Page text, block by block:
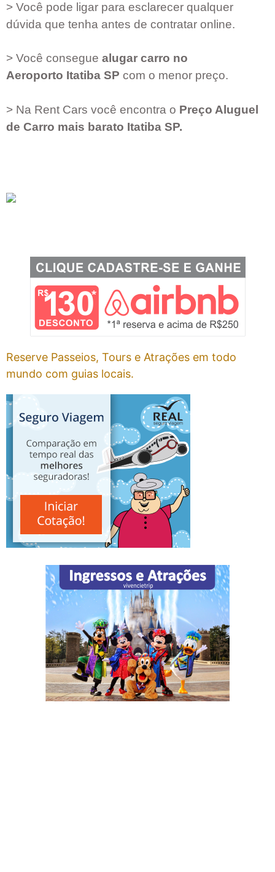
> Você pode ligar para esclarecer qualquer
dúvida que tenha antes de contratar online.
> Você consegue alugar carro no
Aeroporto Itatiba SP com o menor preço.
> Na Rent Cars você encontra o Preço Aluguel
de Carro mais barato Itatiba SP.
Reserve Passeios, Tours e Atrações em todo
mundo com guias locais.